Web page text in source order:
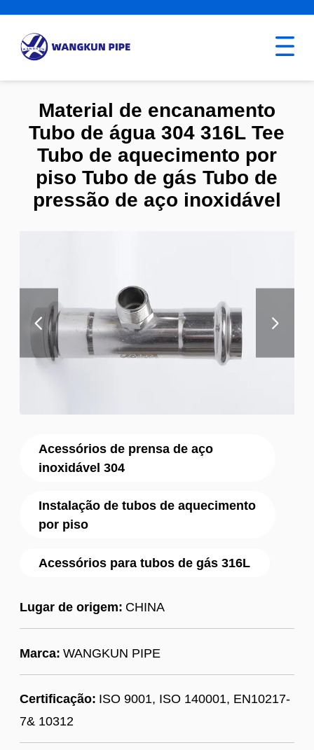
Acessórios de prensa de aço
inoxidável 304
Instalação de tubos de aquecimento
por piso
Acessórios para tubos de gás 316L
Lugar de origem: CHINA
Marca: WANGKUN PIPE
Certificação: ISO 9001, ISO 140001, EN10217-
7& 10312
Material de encanamento
Tubo de água 304 316L Tee
Tubo de aquecimento por
piso Tubo de gás Tubo de
pressão de aço inoxidável